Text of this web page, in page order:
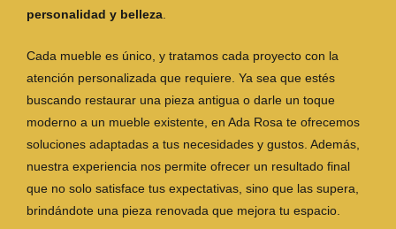
personalidad y belleza
Cada mueble es único, y tratamos cada proyecto con la
atención personalizada que requiere. Ya sea que estés
buscando restaurar una pieza antigua o darle un toque
moderno a un mueble existente, en Ada Rosa te ofrecemos
soluciones adaptadas a tus necesidades y gustos. Además,
nuestra experiencia nos permite ofrecer un resultado final
que no solo satisface tus expectativas, sino que las supera,
brindándote una pieza renovada que mejora tu espacio.